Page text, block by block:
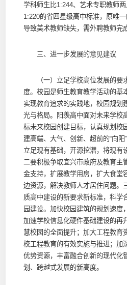
学科师生比1:244、艺术专职教师
1:220的省四星级高中标准，原唯一
导致美术教师缺失，需外聘教师完
三、进一步发展的意见建议
（一）立足学校高位发展的要
度。校园是师生教育教学活动的基
实现教育追求的实践地，校园规划
光与格局。阳羡高中面对未来学校
标未来校园创建目标，认真规划校
建高端、大气、创新、超前的“向
立足现有基础，开源挖潜，将现有
二要积极争取宜兴市政府及教育主
金支持，扩展教学用房，扩大食堂
边资源，解决教师人才居住问题。
质高中建设的新要求新标准，科学
园建设。加快校园建筑的规划速度
加速学校信息化硬件基础建设的再
慧校园的全面提升；加大工程教育
校工程教育的有效实施与推进；加
优势资源，丰富融合创新的现代化
划、跨越式发展的新高度。